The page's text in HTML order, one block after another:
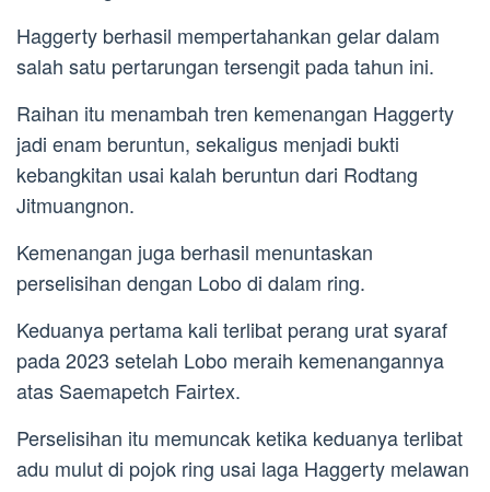
Haggerty berhasil mempertahankan gelar dalam
salah satu pertarungan tersengit pada tahun ini.
Raihan itu menambah tren kemenangan Haggerty
jadi enam beruntun, sekaligus menjadi bukti
kebangkitan usai kalah beruntun dari Rodtang
Jitmuangnon.
Kemenangan juga berhasil menuntaskan
perselisihan dengan Lobo di dalam ring.
Keduanya pertama kali terlibat perang urat syaraf
pada 2023 setelah Lobo meraih kemenangannya
atas Saemapetch Fairtex.
Perselisihan itu memuncak ketika keduanya terlibat
adu mulut di pojok ring usai laga Haggerty melawan